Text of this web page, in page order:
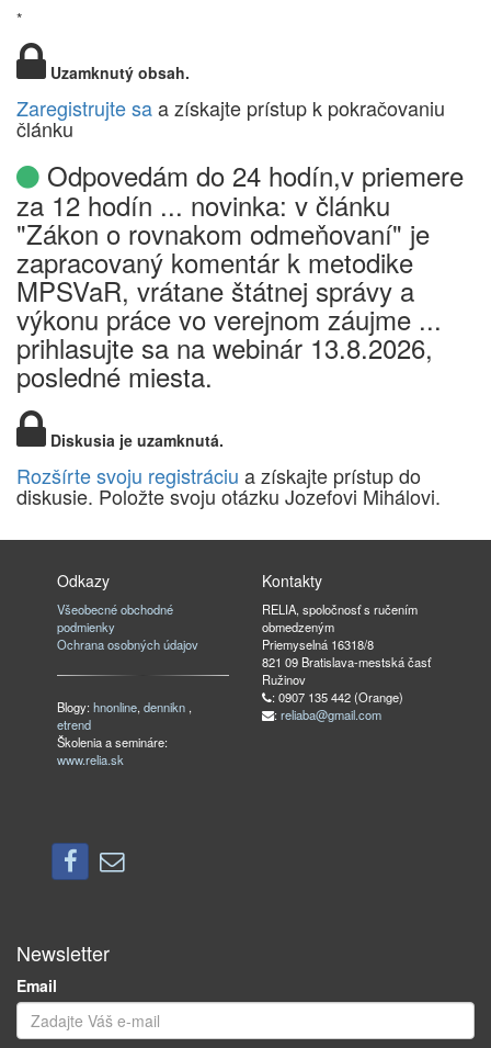
*
Uzamknutý obsah.
Zaregistrujte saa získajte prístup k pokračovaniu
článku
Odpovedám do 24 hodín,v priemere
za 12 hodín ... novinka: v článku
"Zákon o rovnakom odmeňovaní" je
zapracovaný komentár k metodike
MPSVaR, vrátane štátnej správy a
výkonu práce vo verejnom záujme ...
prihlasujte sa na webinár 13.8.2026,
posledné miesta.
Diskusia je uzamknutá.
Rozšírte svoju registráciu a získajte prístup do
diskusie. Položte svoju otázku Jozefovi Mihálovi.
Odkazy
Všeobecné obchodné
podmienky
Ochrana osobných údajov
Blogy:hnonline,dennikn ,
etrend
Školenia a semináre:
www.relia.sk
Kontakty
RELIA, spoločnosť s ručením
obmedzeným
Priemyselná 16318/8
821 09 Bratislava-mestská časť
Ružinov
: 0907 135 442 (Orange)
: reliaba@gmail.com
Newsletter
Email